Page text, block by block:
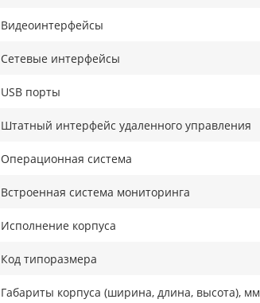
Видеоинтерфейсы
Сетевые интерфейсы
USB порты
Штатный интерфейс удаленного управления
Операционная система
Встроенная система мониторинга
Исполнение корпуса
Код типоразмера
Габариты корпуса (ширина, длина, высота), мм